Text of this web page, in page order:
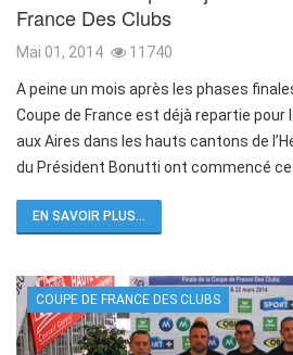
France Des Clubs
Mai 01, 2014 11740
A peine un mois après les phases
Coupe de France est déjà repartie pour
aux Aires dans les hauts cantons de
du Président Bonutti ont commencé
EN SAVOIR PLUS...
COUPE DE FRANCE DES CLUBS